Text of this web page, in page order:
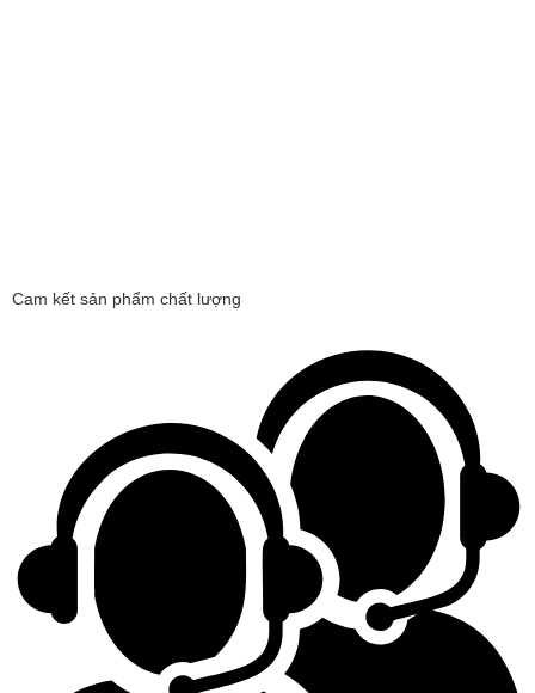
Cam kết sản phẩm chất lượng